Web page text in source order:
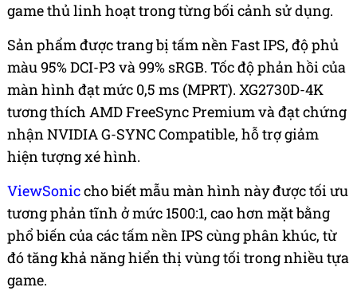
game thủ linh hoạt trong từng bối cảnh sử dụng.
Sản phẩm được trang bị tấm nền Fast IPS, độ phủ
màu 95% DCI-P3 và 99% sRGB. Tốc độ phản hồi của
màn hình đạt mức 0,5 ms (MPRT). XG2730D-4K
tương thích AMD FreeSync Premium và đạt chứng
nhận NVIDIA G-SYNC Compatible, hỗ trợ giảm
hiện tượng xé hình.
ViewSoniccho biết mẫu màn hình này được tối ưu
tương phản tĩnh ở mức 1500:1, cao hơn mặt bằng
phổ biến của các tấm nền IPS cùng phân khúc, từ
đó tăng khả năng hiển thị vùng tối trong nhiều tựa
game.